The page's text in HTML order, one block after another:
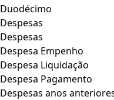
Duodécimo
Despesas
Despesas
Despesa Empenho
Despesa Liquidação
Despesa Pagamento
Despesas anos